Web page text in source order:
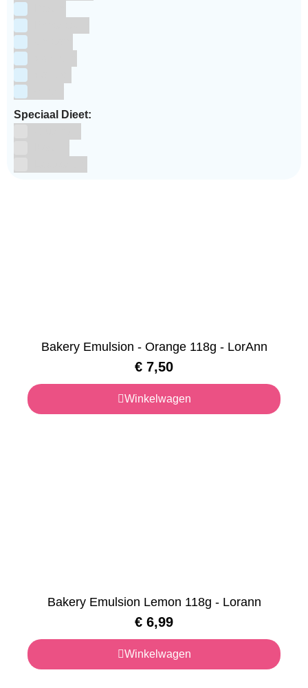
Speciaal Dieet:
Bakery Emulsion - Orange 118g - LorAnn
€ 7,50
Winkelwagen
Bakery Emulsion Lemon 118g - Lorann
€ 6,99
Winkelwagen